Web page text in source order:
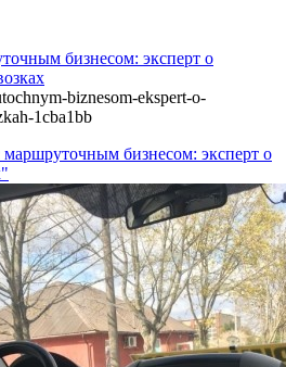
бизнесом: эксперт о
biznesom-ekspert-o-
1cba1bb
маршруточным бизнесом: эксперт о